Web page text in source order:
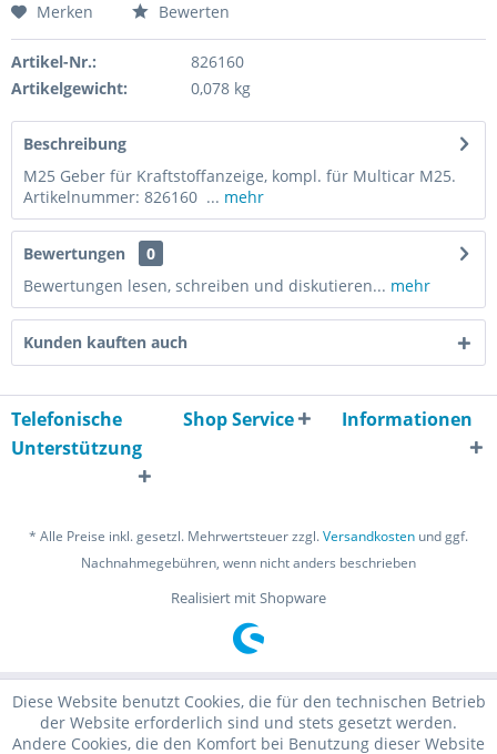
Merken Bewerten
Artikel-Nr.:
826160
Artikelgewicht:
0,078 kg
Beschreibung
M25 Geber für Kraftstoffanzeige, kompl. für Multicar M25.
Artikelnummer: 826160 ... mehr
Bewertungen
0
Bewertungen lesen, schreiben und diskutieren... mehr
Kunden kauften auch
Telefonische
Unterstützung
Shop Service Informationen
* Alle Preise inkl. gesetzl. Mehrwertsteuer zzgl.Versandkosten und ggf.
Nachnahmegebühren, wenn nicht anders beschrieben
Realisiert mit Shopware
Diese Website benutzt Cookies, die für den technischen Betrieb
der Website erforderlich sind und stets gesetzt werden.
Andere Cookies, die den Komfort bei Benutzung dieser Website